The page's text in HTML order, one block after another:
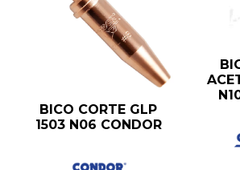
BICO CORTE GLP
1503 N06 CONDOR